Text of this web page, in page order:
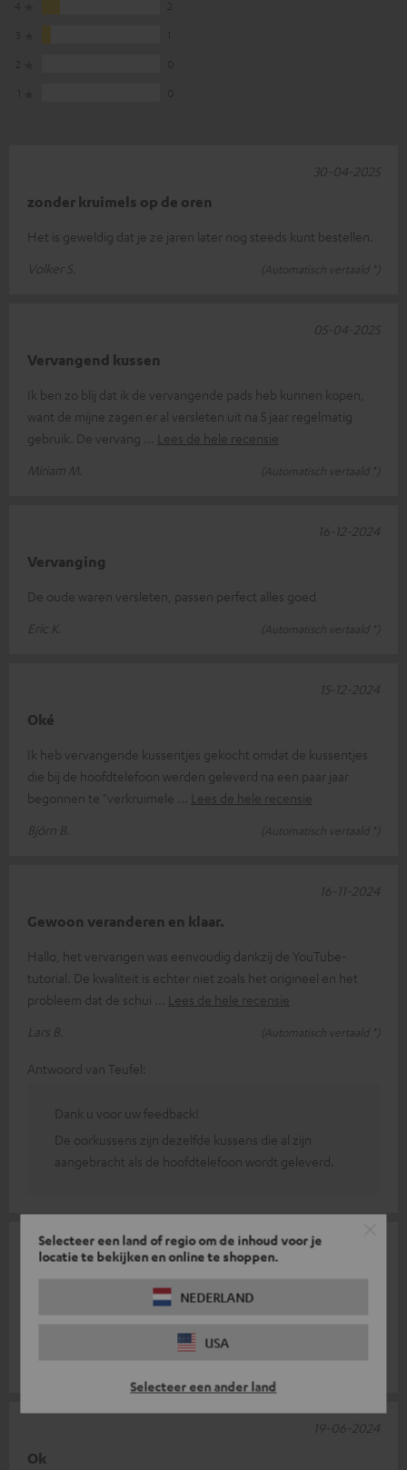
Selecteer een land of regio om de inhoud voor je
locatie te bekijken en online te shoppen.
NEDERLAND
USA
Selecteer een ander land
zonder kruimels op de oren
Het is geweldig dat je ze jaren later nog steeds kunt bestellen.
Volker S.
(Automatisch vertaald *)
30-04-2025
Vervangend kussen
Ik ben zo blij dat ik de vervangende pads heb kunnen kopen,
want de mijne zagen er al versleten uit na 5 jaar regelmatig
gebruik. De vervang
Lees de hele recensie
Miriam M.
(Automatisch vertaald *)
05-04-2025
Vervanging
De oude waren versleten, passen perfect alles goed
Eric K.
(Automatisch vertaald *)
16-12-2024
Oké
Ik heb vervangende kussentjes gekocht omdat de kussentjes
die bij de hoofdtelefoon werden geleverd na een paar jaar
begonnen te "verkruimele
Lees de hele recensie
Björn B.
(Automatisch vertaald *)
15-12-2024
Gewoon veranderen en klaar.
Hallo, het vervangen was eenvoudig dankzij de YouTube-
tutorial. De kwaliteit is echter niet zoals het origineel en het
probleem dat de schui
Lees de hele recensie
Lars B.
(Automatisch vertaald *)
16-11-2024
Antwoord van Teufel:
Dank u voor uw feedback!
De oorkussens zijn dezelfde kussens die al zijn
aangebracht als de hoofdtelefoon wordt geleverd.
09-08-2024
Ok
19-06-2024